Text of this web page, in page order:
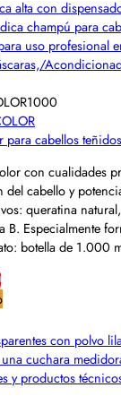
para cabellos
con cualidades
del cabello y
queratina
B. Especialmente
botella de 1.000
y productos